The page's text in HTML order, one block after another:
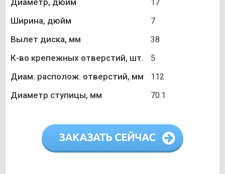
Диаметр, дюйм 17
Ширина, дюйм 7
Вылет диска, мм 38
К-во крепежных отверстий, шт. 5
Диам. располож. отверстий, мм 112
Диаметр ступицы, мм 70.1